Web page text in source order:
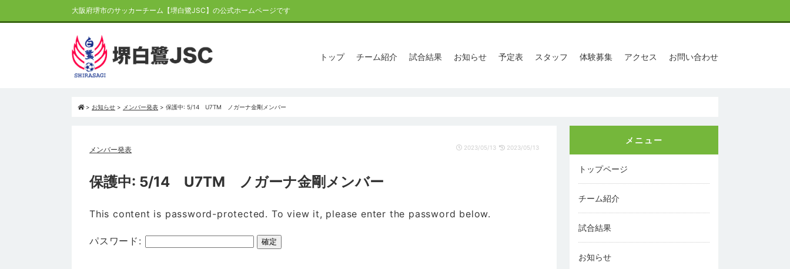
大阪府堺市のサッカーチーム【堺白鷺JSC】の公式ホームページです
トップ チーム紹介 試合結果 お知らせ 予定表 スタッフ 体験募集 アクセス お問い合わせ
> お知らせ > メンバー発表 > 保護中: 5/14 U7TM ノガーナ金剛メンバー
メンバー発表 2023/05/13 2023/05/13
保護中: 5/14 U7TM ノガーナ金剛メンバー
This content is password-protected. To view it, please enter the password below.
パスワード:
メニュー
トップページ
チーム紹介
試合結果
お知らせ